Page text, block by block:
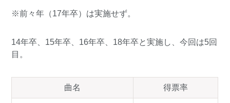
※前々年（17年卒）は実施せず。
14年卒、15年卒、16年卒、18年卒と実施し、今回は5回
目。
曲名 得票率